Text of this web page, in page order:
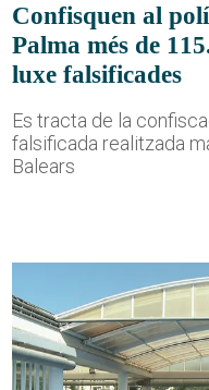
Confisquen al
Palma més de
luxe falsificades
Es tracta de la
falsificada realitzada
Balears